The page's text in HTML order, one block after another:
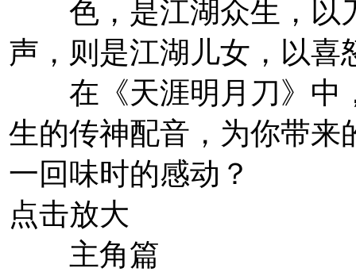
色，是江湖众生，以
声，则是江湖儿女，以喜
在《天涯明月刀》中
生的传神配音，为你带来
一回味时的感动？
点击放大
主角篇